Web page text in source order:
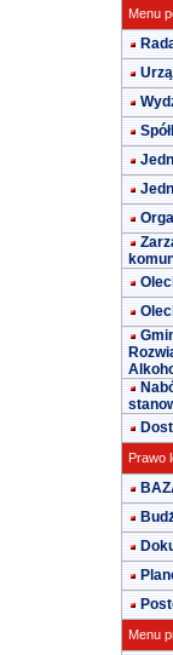
Menu
Prawo
Menu